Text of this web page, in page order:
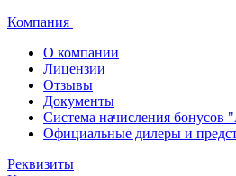
Компания
О компании
Лицензии
Отзывы
Документы
Система начисления
Официальные дилеры и
Реквизиты